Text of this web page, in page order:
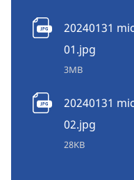
20240131
01.jpg
3MB
20240131
02.jpg
28KB